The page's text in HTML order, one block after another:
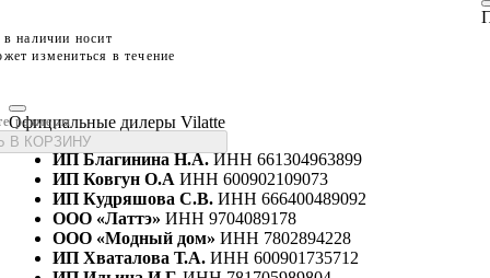
наличии носит
измениться в течение
размеры
В КОРЗИНУ
Официальные дилеры Vilatte
ИП Благинина Н.А.ИНН 661304963899
ИП Ковгун О.А ИНН 600902109073
ИП Кудряшова С.В. ИНН 666400489092
ООО «Латтэ» ИНН 9704089178
ООО «Модный дом» ИНН 7802894228
ИП Хваталова Т.А. ИНН 600901735712